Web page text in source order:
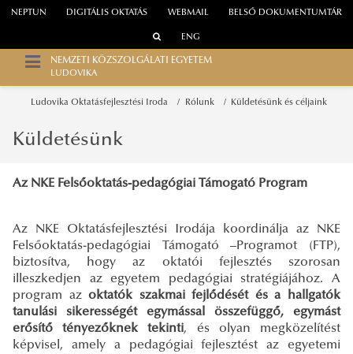
WEBMAIL
NEPTUN DIGITÁLIS OKTATÁS BELSŐ DOKUMENTUMTÁR
ENG
NEMZETI KÖZSZOLGÁLATI EGYETEM
LUDOVIKA
Ludovika Oktatásfejlesztési Iroda Rólunk Küldetésünk és céljaink
Küldetésünk
Az NKE Felsőoktatás-pedagógiai Támogató Program
Az NKE Oktatásfejlesztési Irodája koordinálja az NKE
Felsőoktatás-pedagógiai Támogató –Programot (FTP),
biztosítva, hogy az oktatói fejlesztés szorosan
illeszkedjen az egyetem pedagógiai stratégiájához. A
program azoktatók szakmai fejlődését és a hallgatók
tanulási sikerességét egymással összefüggő, egymást
erősítő tényezőknek tekinti, és olyan megközelítést
képvisel, amely a pedagógiai fejlesztést az egyetemi